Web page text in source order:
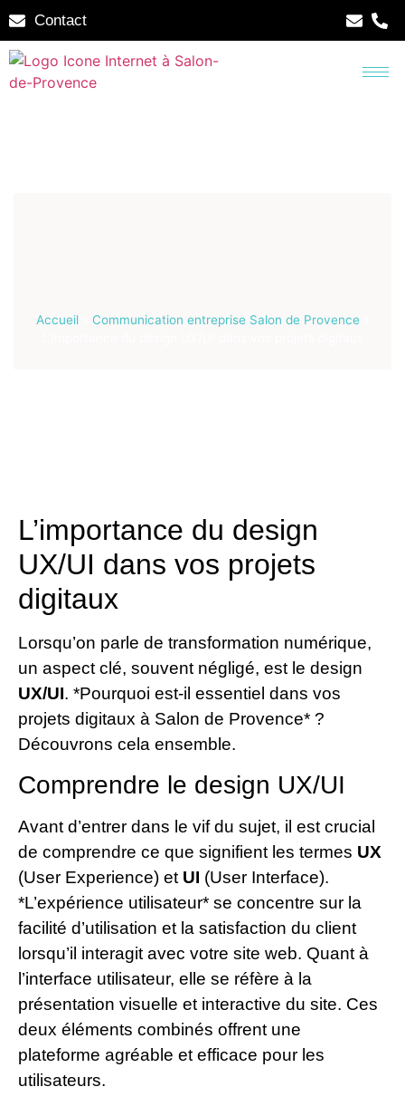
Contact
Accueil» Communication entreprise Salon de Provence»
L’importance du design
UX/UI dans vos projets
digitaux
Lorsqu’on parle de transformation numérique,
un aspect clé, souvent négligé, est le design
UX/UI. *Pourquoi est-il essentiel dans vos
projets digitaux à Salon de Provence* ?
Découvrons cela ensemble.
Comprendre le design UX/UI
Avant d’entrer dans le vif du sujet, il est crucial
de comprendre ce que signifient les termes UX
(User Experience) et UI (User Interface).
*L’expérience utilisateur* se concentre sur la
facilité d’utilisation et la satisfaction du client
lorsqu’il interagit avec votre site web. Quant à
l’interface utilisateur, elle se réfère à la
présentation visuelle et interactive du site. Ces
deux éléments combinés offrent une
plateforme agréable et efficace pour les
utilisateurs.